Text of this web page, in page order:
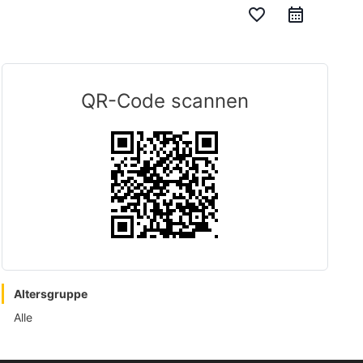
favorite_border
QR-Code scannen
Altersgruppe
Alle